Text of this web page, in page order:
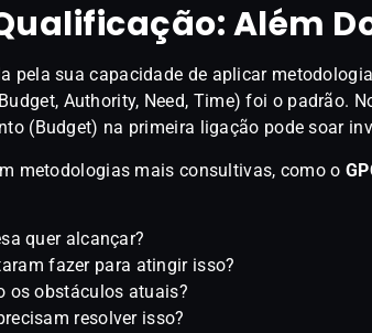
Além
pela sua capacidade de aplicar
Authority, Need, Time) foi o padrão.
(Budget) na primeira ligação pode soar
metodologias mais consultivas, como o
quer alcançar?
fazer para atingir isso?
os obstáculos atuais?
resolver isso?